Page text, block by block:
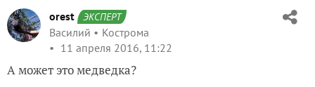
orest ЭКСПЕРТ
Василий
Кострома
11 апреля 2016, 11:22
А может это медведка?